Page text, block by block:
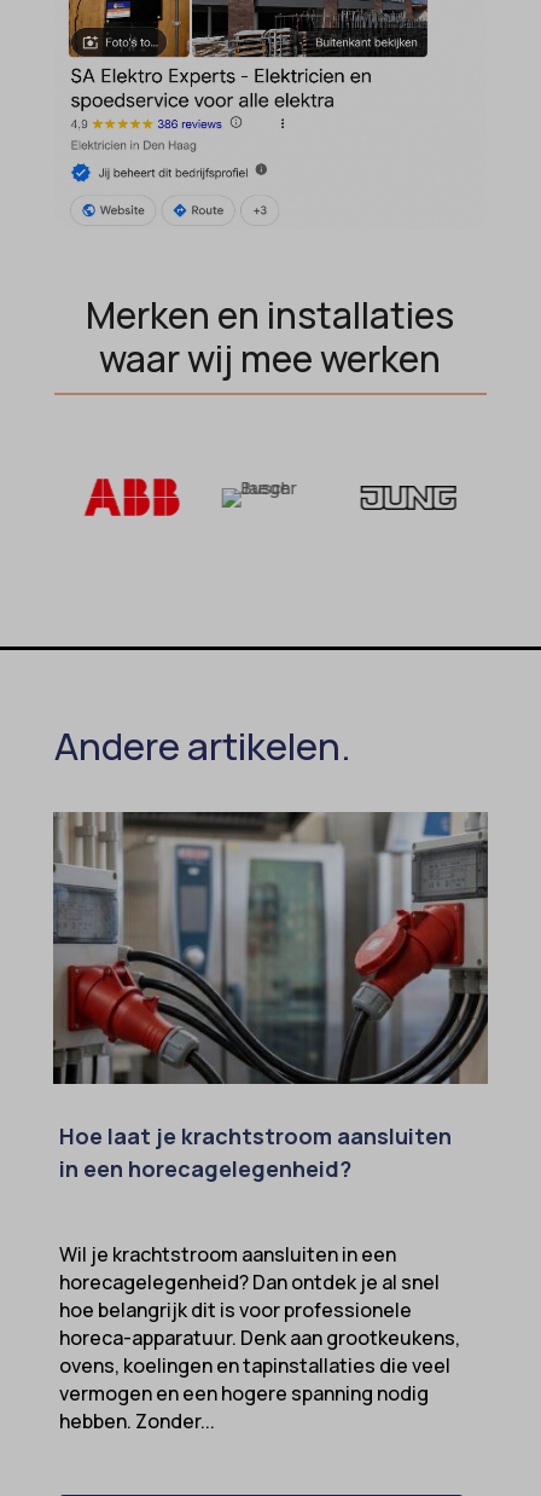
Merken en installaties
waar wij mee werken
Andere artikelen.
Hoe laat je krachtstroom aansluiten
in een horecagelegenheid?
Wil je krachtstroom aansluiten in een
horecagelegenheid? Dan ontdek je al snel
hoe belangrijk dit is voor professionele
horeca-apparatuur. Denk aan grootkeukens,
ovens, koelingen en tapinstallaties die veel
vermogen en een hogere spanning nodig
hebben. Zonder...
marketing_cookies
MicrosoftApplicationsTelemetryDeviceId
MicrosoftApplicationsTelemetryFirstLaunchTime
OptanonAlertBoxClosed
perf_*
sensorsdata2015jssdkcross
snconsent
termsfeed_pc1_consent